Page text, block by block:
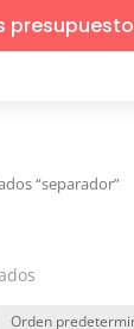
presupuesto
“separador”